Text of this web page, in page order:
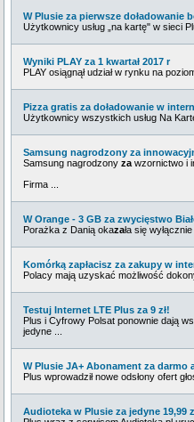
W Plusie za pierwsze doładowanie
Użytkownicy usług „na kartę" w sieci
Wyniki PLAY za 1 kwartał 2017 r
PLAY osiągnął udział w rynku na
Pizza gratis za doładowanie w
Użytkownicy wszystkich usług Na
Samsung nagrodzony za
Samsung nagrodzony za wzornictwo i
Firma ...
W Orange - 3 GB za zwycięstwo
Porażka z Danią okazała się
Komórką zapłacisz za zakupy w
Polacy mają uzyskać możliwość
Testuj Internet LTE Plus za 9 zł!
Plus i Cyfrowy Polsat ponownie dają
jedyne ...
W Plusie JA+ Abonament za darmo
Plus wprowadził nowe odsłony ofert
Audioteka w Plusie za jedyne 19,99